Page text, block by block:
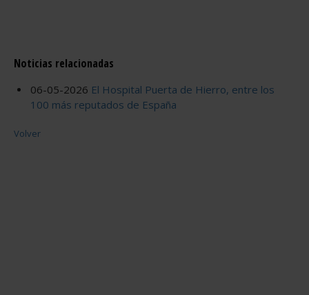
Noticias relacionadas
06-05-2026 El Hospital Puerta de Hierro, entre los
100 más reputados de España
Volver